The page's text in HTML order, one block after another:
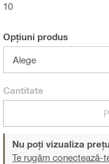
10
Opțiuni produs
Alege
Cantitate
Nu poți vizualiza
Te rugăm conectează-